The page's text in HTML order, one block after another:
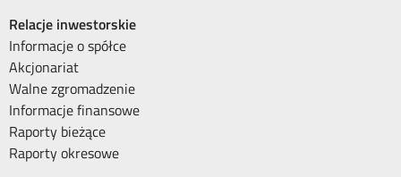
Relacje inwestorskie
Informacje o spółce
Akcjonariat
Walne zgromadzenie
Informacje finansowe
Raporty bieżące
Raporty okresowe